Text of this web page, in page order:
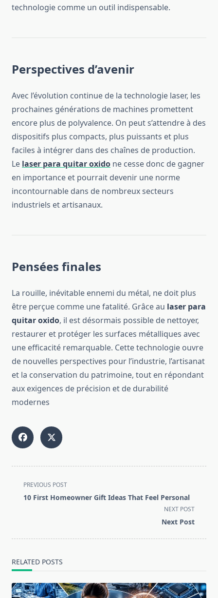
technologie comme un outil indispensable.
Perspectives d’avenir
Avec l’évolution continue de la technologie laser, les
prochaines générations de machines promettent
encore plus de polyvalence. On peut s’attendre à des
dispositifs plus compacts, plus puissants et plus
faciles à intégrer dans des chaînes de production.
Le laser para quitar oxido ne cesse donc de gagner
en importance et pourrait devenir une norme
incontournable dans de nombreux secteurs
industriels et artisanaux.
Pensées finales
La rouille, inévitable ennemi du métal, ne doit plus
être perçue comme une fatalité. Grâce au laser para
quitar oxido, il est désormais possible de nettoyer,
restaurer et protéger les surfaces métalliques avec
une efficacité remarquable. Cette technologie ouvre
de nouvelles perspectives pour l’industrie, l’artisanat
et la conservation du patrimoine, tout en répondant
aux exigences de précision et de durabilité
modernes
<span
class="nav-
text">Page</span>
PREVIOUS POST
10 First Homeowner Gift Ideas That Feel Personal
NEXT POST
Next Post
RELATED POSTS